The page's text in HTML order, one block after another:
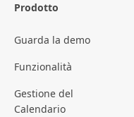
Prodotto
Guarda la demo
Funzionalità
Gestione del
Calendario